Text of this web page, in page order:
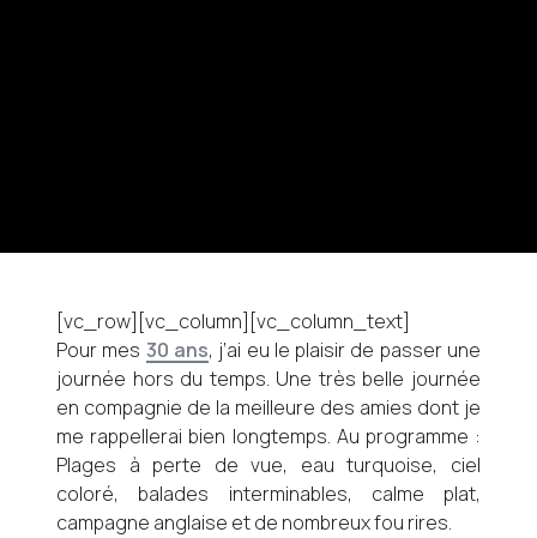
[vc_row][vc_column][vc_column_text]
Pour mes 30 ans, j’ai eu le plaisir de passer une
journée hors du temps. Une très belle journée
en compagnie de la meilleure des amies dont je
me rappellerai bien longtemps. Au programme :
Plages à perte de vue, eau turquoise, ciel
coloré, balades interminables, calme plat,
campagne anglaise et de nombreux fou rires.